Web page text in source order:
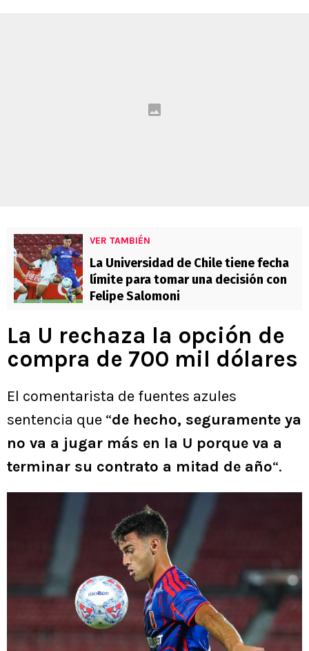
VER TAMBIÉN
La Universidad de Chile tiene fecha
límite para tomar una decisión con
Felipe Salomoni
La U rechaza la opción de
compra de 700 mil dólares
El comentarista de fuentes azules
sentencia que “de hecho, seguramente ya
no va a jugar más en la U porque va a
terminar su contrato a mitad de año“.